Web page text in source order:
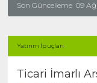
Son Güncelleme 09
Yatırım İp uçları
Ticari İmarlı